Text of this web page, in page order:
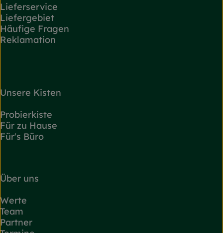
Lieferservice
Liefergebiet
Häufige Fragen
Reklamation
Unsere Kisten
Probierkiste
Für zu Hause
Für's Büro
Über uns
Werte
Team
Partner